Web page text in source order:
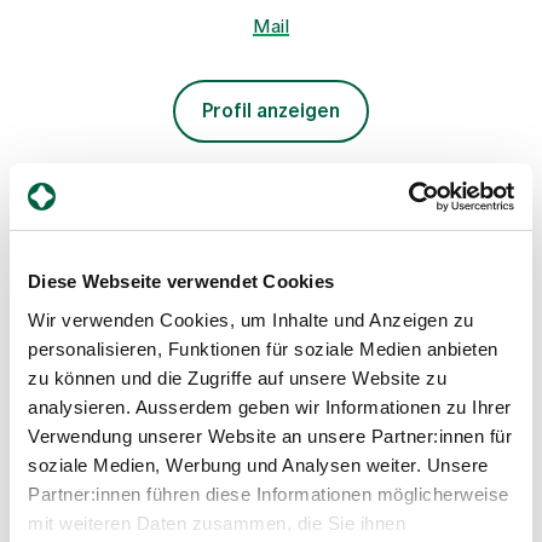
Diese Webseite verwendet Cookies
Wir verwenden Cookies, um Inhalte und Anzeigen zu
personalisieren, Funktionen für soziale Medien anbieten
zu können und die Zugriffe auf unsere Website zu
analysieren. Ausserdem geben wir Informationen zu Ihrer
Verwendung unserer Website an unsere Partner:innen für
soziale Medien, Werbung und Analysen weiter. Unsere
Partner:innen führen diese Informationen möglicherweise
mit weiteren Daten zusammen, die Sie ihnen
Mail
Profil anzeigen
Janis Menegola
Leitende MPA, Gesundheitszentrum Hottingen
Gesundheitszentrum Hottingen
Freiestrasse 71
8032 Zürich